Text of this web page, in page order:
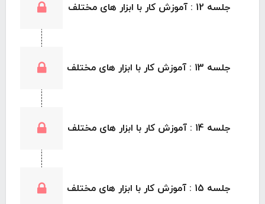
جلسه 12 : آموزش کار با ابزار های مختلف
جلسه 13 : آموزش کار با ابزار های مختلف
جلسه 14 : آموزش کار با ابزار های مختلف
جلسه 15 : آموزش کار با ابزار های مختلف